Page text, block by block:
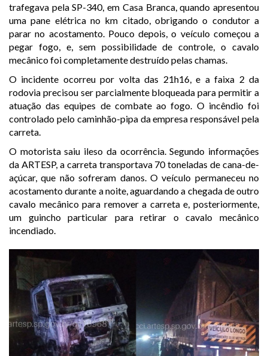
trafegava pela SP-340, em Casa Branca, quando apresentou
uma pane elétrica no km citado, obrigando o condutor a
parar no acostamento. Pouco depois, o veículo começou a
pegar fogo, e, sem possibilidade de controle, o cavalo
mecânico foi completamente destruído pelas chamas.
O incidente ocorreu por volta das 21h16, e a faixa 2 da
rodovia precisou ser parcialmente bloqueada para permitir a
atuação das equipes de combate ao fogo. O incêndio foi
controlado pelo caminhão-pipa da empresa responsável pela
carreta.
O motorista saiu ileso da ocorrência. Segundo informações
da ARTESP, a carreta transportava 70 toneladas de cana-de-
açúcar, que não sofreram danos. O veículo permaneceu no
acostamento durante a noite, aguardando a chegada de outro
cavalo mecânico para remover a carreta e, posteriormente,
um guincho particular para retirar o cavalo mecânico
incendiado.